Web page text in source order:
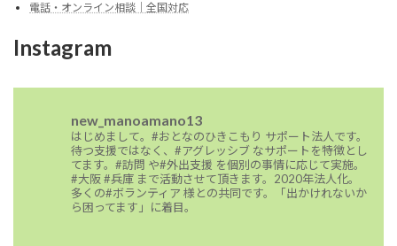
電話・オンライン相談｜全国対応
Instagram
new_manoamano13
はじめまして。#おとなのひきこもり サポート法人です。
待つ支援ではなく、#アグレッシブ なサポートを特徴とし
てます。#訪問 や#外出支援 を個別の事情に応じて実施。
#大阪 #兵庫 まで活動させて頂きます。2020年法人化。
多くの#ボランティア 様との共同です。「出かけれないか
ら困ってます」に着目。